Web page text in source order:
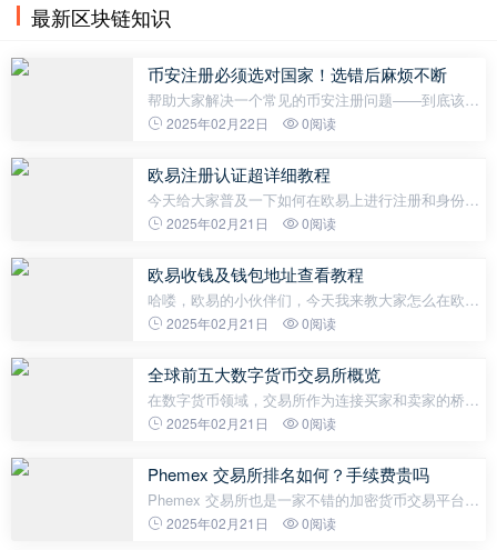
最新区块链知识
币安注册必须选对国家！选错后麻烦不断
帮助大家解决一个常见的币安注册问题——到底该选
哪个国家？ 有很多小伙伴在注册的时候都迷茫了，不
烦不断，特别麻烦！今天我就来告
2025年02月22日 0阅读
欧易注册认证超详细教程
今天给大家普及一下如何在欧易上进行注册和身份认
证。别小看了这个步骤，这可是你开始数字货币交易
号 你需要打开欧易的官方网站
2025年02月21日 0阅读
欧易收钱及钱包地址查看教程
哈喽，欧易的小伙伴们，今天我来教大家怎么在欧易
上收钱，还有怎么查看到自己的钱包地址。别急，跟
易上绑定收款方式： 第一步：打开你的
2025年02月21日 0阅读
全球前五大数字货币交易所概览
在数字货币领域，交易所作为连接买家和卖家的桥
梁，扮演着至关重要的角色。根据CoinMarketCap的
Binance、Coinbase Exchange、Byb
2025年02月21日 0阅读
Phemex 交易所排名如何？手续费贵吗
Phemex 交易所也是一家不错的加密货币交易平台，
我将为你详细介绍Phemex交易所的排名和手续费情
2025年02月21日 0阅读